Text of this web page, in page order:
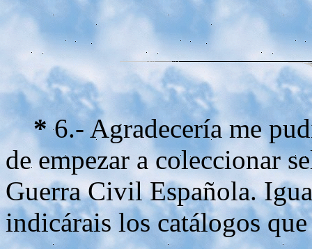
*6.- Agradecería me
de empezar a coleccionar
Guerra Civil Española.
indicárais los catálogos